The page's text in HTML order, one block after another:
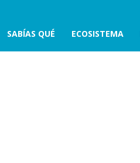
SABÍAS QUÉ ECOSISTEMA